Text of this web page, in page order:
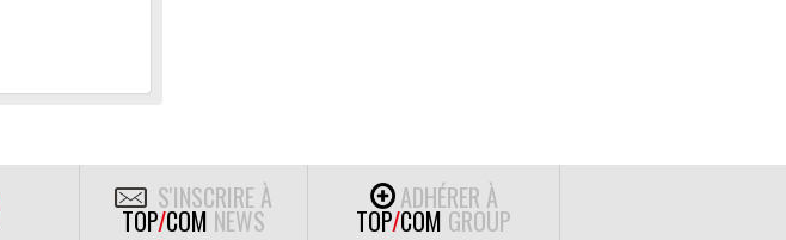
S'INSCRIRE À
TOP/COM NEWS
ADHÉRER À
TOP/COM GROUP